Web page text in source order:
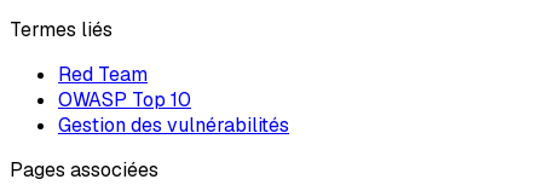
Termes liés
Red Team
OWASP Top 10
Gestion des vulnérabilités
Pages associées